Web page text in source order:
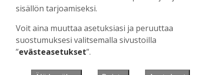
Käyntiosoite :
Kiuruvesi Lehti oy
Niemistenkatu 4
Kiuruvesi
sisällön tarjoamiseksi.
Voit aina muuttaa asetuksiasi ja peruuttaa
suostumuksesi valitsemalla sivustoilla
”evästeasetukset”.